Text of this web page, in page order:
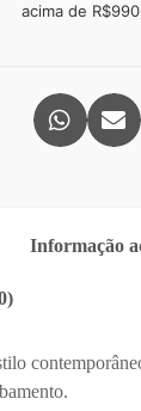
acima de R$990
Informação